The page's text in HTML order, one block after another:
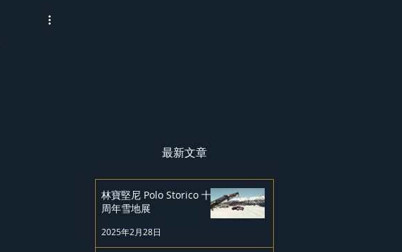
最新文章
林寶堅尼 Polo Storico 十
周年雪地展
2025年2月28日